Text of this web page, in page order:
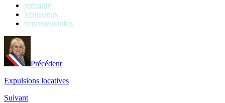
précarité
Venissieux
venissieuxinfos
Précédent
Expulsions locatives
Suivant